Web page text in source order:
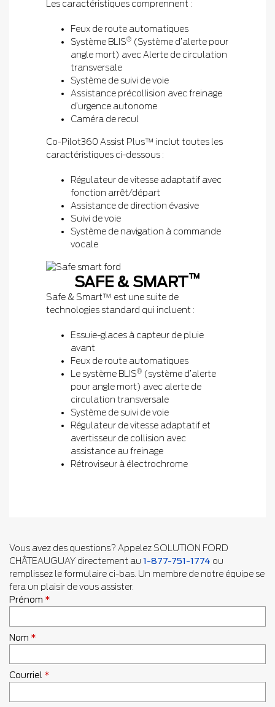
Les caractéristiques comprennent :
Feux de route automatiques
Système BLIS® (Système d’alerte pour
angle mort) avec Alerte de circulation
transversale
Système de suivi de voie
Assistance précollision avec freinage
d’urgence autonome
Caméra de recul
Co-Pilot360 Assist Plus™ inclut toutes les
caractéristiques ci-dessous :
Régulateur de vitesse adaptatif avec
fonction arrêt/départ
Assistance de direction évasive
Suivi de voie
Système de navigation à commande
vocale
SAFE & SMART™
Safe & Smart™ est une suite de
technologies standard qui incluent :
Essuie-glaces à capteur de pluie
avant
Feux de route automatiques
Le système BLIS® (système d’alerte
pour angle mort) avec alerte de
circulation transversale
Système de suivi de voie
Régulateur de vitesse adaptatif et
avertisseur de collision avec
assistance au freinage
Rétroviseur à électrochrome
Vous avez des questions? Appelez SOLUTION FORD
CHÂTEAUGUAY directement au 1-877-751-1774 ou
remplissez le formulaire ci-bas. Un membre de notre équipe se
fera un plaisir de vous assister.
Prénom *
Nom *
Courriel *